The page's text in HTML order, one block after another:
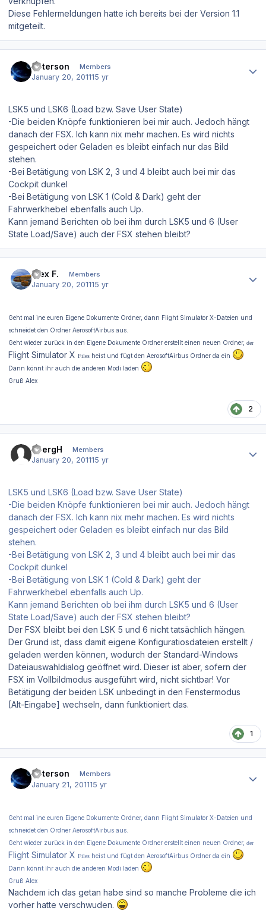
Diese Fehlermeldungen hatte ich bereits bei der Version 1.1
mitgeteilt.
Peterson Members
January 20, 201115 yr
LSK5 und LSK6 (Load bzw. Save User State)
-Die beiden Knöpfe funktionieren bei mir auch. Jedoch hängt
danach der FSX. Ich kann nix mehr machen. Es wird nichts
gespeichert oder Geladen es bleibt einfach nur das Bild
stehen.
-Bei Betätigung von LSK 2, 3 und 4 bleibt auch bei mir das
Cockpit dunkel
-Bei Betätigung von LSK 1 (Cold & Dark) geht der
Fahrwerkhebel ebenfalls auch Up.
Kann jemand Berichten ob bei ihm durch LSK5 und 6 (User
State Load/Save) auch der FSX stehen bleibt?
Alex F. Members
January 20, 201115 yr
Geht mal ine euren Eigene Dokumente Ordner, dann Flight Simulator X-Dateien und
schneidet den Ordner AerosoftAirbus aus.
Geht wieder zurück in den Eigene Dokumente Ordner erstellt einen neuen Ordner, der
Flight Simulator X Files heist und fügt den AerosoftAirbus Ordner da ein
Dann könnt ihr auch die anderen Modi laden
Gruß Alex
2
JoergH Members
January 20, 201115 yr
LSK5 und LSK6 (Load bzw. Save User State)
-Die beiden Knöpfe funktionieren bei mir auch. Jedoch hängt
danach der FSX. Ich kann nix mehr machen. Es wird nichts
gespeichert oder Geladen es bleibt einfach nur das Bild
stehen.
-Bei Betätigung von LSK 2, 3 und 4 bleibt auch bei mir das
Cockpit dunkel
-Bei Betätigung von LSK 1 (Cold & Dark) geht der
Fahrwerkhebel ebenfalls auch Up.
Kann jemand Berichten ob bei ihm durch LSK5 und 6 (User
State Load/Save) auch der FSX stehen bleibt?
Der FSX bleibt bei den LSK 5 und 6 nicht tatsächlich hängen.
Der Grund ist, dass damit eigene Konfiguratiosdateien erstellt /
geladen werden können, wodurch der Standard-Windows
Dateiauswahldialog geöffnet wird. Dieser ist aber, sofern der
FSX im Vollbildmodus ausgeführt wird, nicht sichtbar! Vor
Betätigung der beiden LSK unbedingt in den Fenstermodus
[Alt-Eingabe] wechseln, dann funktioniert das.
1
Peterson Members
January 21, 201115 yr
Geht mal ine euren Eigene Dokumente Ordner, dann Flight Simulator X-Dateien und
schneidet den Ordner AerosoftAirbus aus.
Geht wieder zurück in den Eigene Dokumente Ordner erstellt einen neuen Ordner, der
Flight Simulator X Files heist und fügt den AerosoftAirbus Ordner da ein
Dann könnt ihr auch die anderen Modi laden
Gruß Alex
Nachdem ich das getan habe sind so manche Probleme die ich
vorher hatte verschwuden.